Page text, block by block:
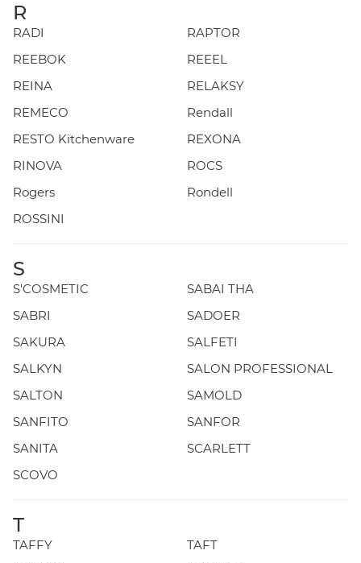
R
RADI
RAPTOR
REEBOK
REEEL
REINA
RELAKSY
REMECO
Rendall
RESTO Kitchenware
REXONA
RINOVA
ROCS
Rogers
Rondell
ROSSINI
S
S'COSMETIC
SABAI THA
SABRI
SADOER
SAKURA
SALFETI
SALKYN
SALON PROFESSIONAL
SALTON
SAMOLD
SANFITO
SANFOR
SANITA
SCARLETT
SCOVO
T
TAFFY
TAFT